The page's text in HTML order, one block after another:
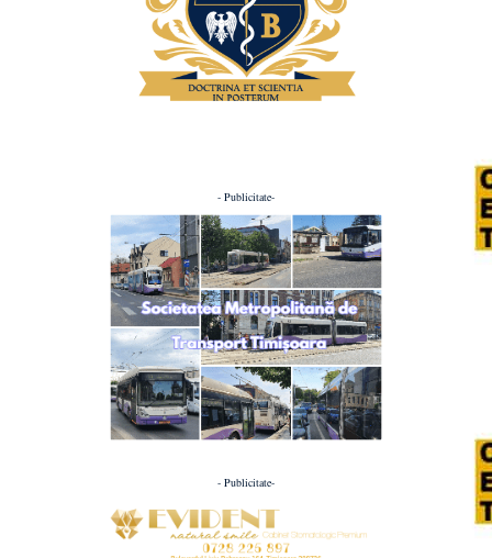
- Publicitate-
- Publicitate-